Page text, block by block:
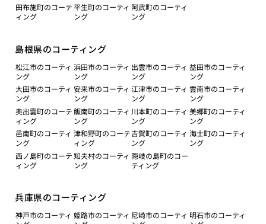
田布施町のコーテ
ィング
平生町のコーティ
ング
阿武町のコーティ
ング
島根県のコーティング
松江市のコーティ
ング
浜田市のコーティ
ング
出雲市のコーティ
ング
益田市のコーティ
ング
大田市のコーティ
ング
安来市のコーティ
ング
江津市のコーティ
ング
雲南市のコーティ
ング
奥出雲町のコーテ
ィング
飯南町のコーティ
ング
川本町のコーティ
ング
美郷町のコーティ
ング
邑南町のコーティ
ング
津和野町のコーテ
ィング
吉賀町のコーティ
ング
海士町のコーティ
ング
西ノ島町のコーテ
ィング
知夫村のコーティ
ング
隠岐の島町のコー
ティング
兵庫県のコーティング
神戸市のコーティ 姫路市のコーティ 尼崎市のコーティ 明石市のコーティ